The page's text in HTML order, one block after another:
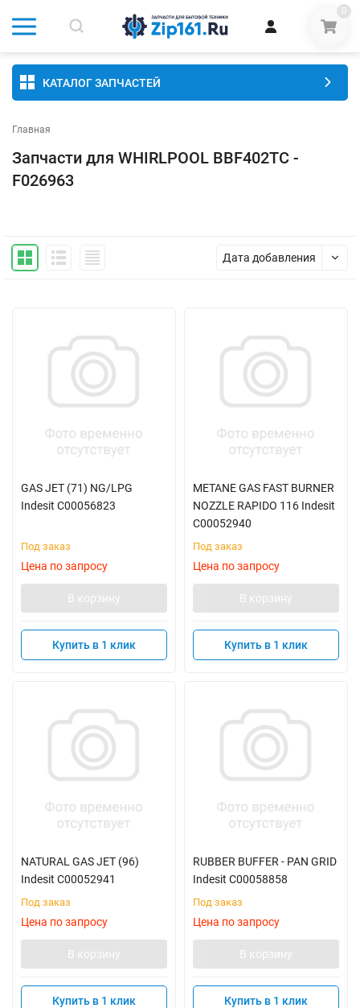
0
КАТАЛОГ ЗАПЧАСТЕЙ
Главная
Запчасти для WHIRLPOOL BBF402TC -
F026963
Дата добавления
GAS JET (71) NG/LPG
Indesit C00056823
Под заказ
Цена по запросу
В корзину
Купить в 1 клик
METANE GAS FAST BURNER
NOZZLE RAPIDO 116 Indesit
C00052940
Под заказ
Цена по запросу
В корзину
Купить в 1 клик
NATURAL GAS JET (96)
Indesit C00052941
Под заказ
Цена по запросу
В корзину
Купить в 1 клик
RUBBER BUFFER - PAN GRID
Indesit C00058858
Под заказ
Цена по запросу
В корзину
Купить в 1 клик